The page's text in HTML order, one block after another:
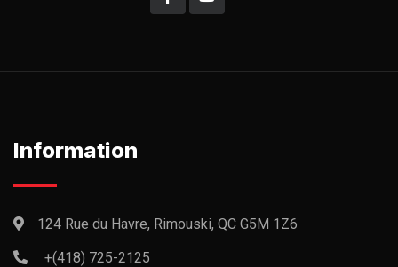
Information
124 Rue du Havre, Rimouski, QC G5M 1Z6
+(418) 725-2125